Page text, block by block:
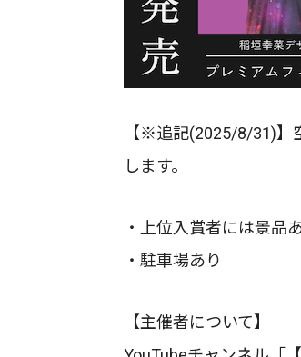
【※追記(2025/8/31)】
します。
・上位入賞者には景品
・駐車場あり
【主催者について】